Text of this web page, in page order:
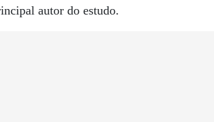
autor do estudo.